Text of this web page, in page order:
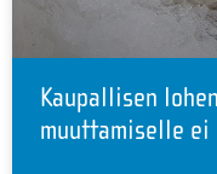
Kaupallisen
muuttamiselle